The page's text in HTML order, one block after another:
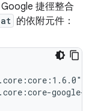
捷徑整合
的依附元件：